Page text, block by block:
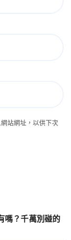
站網址，以供下次
嗎？千萬別碰的